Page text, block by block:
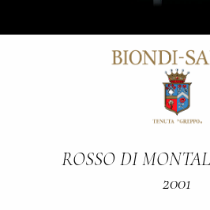
ROSSO DI
2001